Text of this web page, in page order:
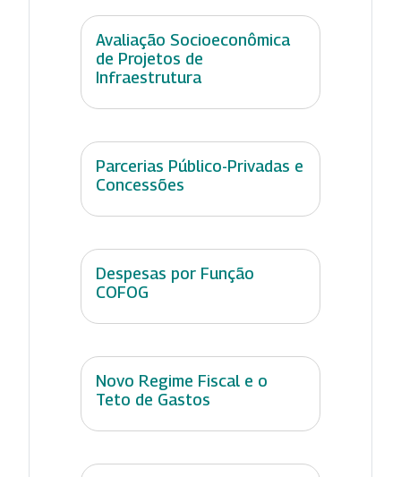
Avaliação Socioeconômica
de Projetos de
Infraestrutura
Parcerias Público-Privadas e
Concessões
Despesas por Função
COFOG
Novo Regime Fiscal e o
Teto de Gastos